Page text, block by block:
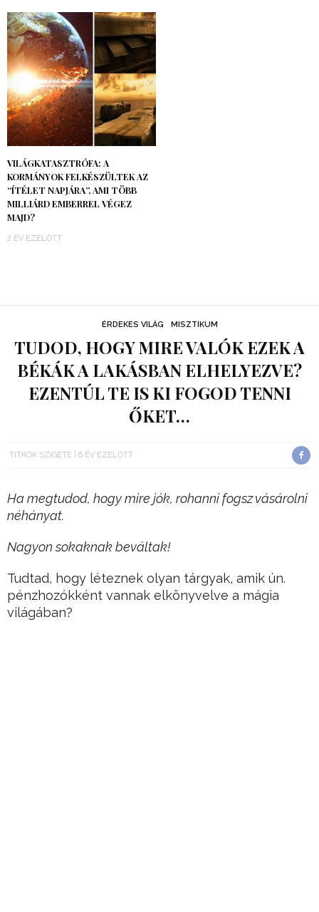
VILÁGKATASZTRÓFA: A
KORMÁNYOK FELKÉSZÜLTEK AZ
“ÍTÉLET NAPJÁRA”, AMI TÖBB
MILLIÁRD EMBERREL VÉGEZ
MAJD?
2 ÉV EZELŐTT
ÉRDEKES VILÁG MISZTIKUM
TUDOD, HOGY MIRE VALÓK EZEK A
BÉKÁK A LAKÁSBAN ELHELYEZVE?
EZENTÚL TE IS KI FOGOD TENNI
ŐKET…
TITKOK SZIGETE 6 ÉV EZELŐTT
Ha megtudod, hogy mire jók, rohanni fogsz vásárolni
néhányat.
Nagyon sokaknak beváltak!
Tudtad, hogy léteznek olyan tárgyak, amik ún.
pénzhozókként vannak elkönyvelve a mágia
világában?